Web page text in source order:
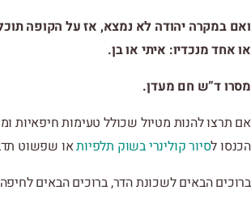
ואם במקרה יהודה לא נמצא, אז על הקופה
או אחד מנכדיו: איתי או בן.
מסרו ד”ש חם מעדן.
אם תרצו להנות מטיול שכולל טעימות חיפאיות
הכנסו לסיור קולינרי בשוק תלפיותאו שפשוט
ברוכים הבאים לשכונת הדר, ברוכים הבאים